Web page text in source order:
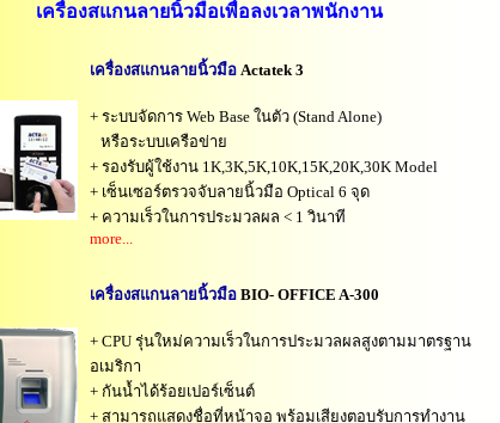
เครื่องสแกนลายนิ้วมือเพื่อลงเวลาพนักงาน
เครื่องสแกนลายนิ้วมือ Actatek 3
+ ระบบจัดการ Web Base ในตัว (Stand Alone)
หรือระบบเครือข่าย
+ รองรับผู้ใช้งาน 1K,3K,5K,10K,15K,20K,30K Model
+ เซ็นเซอร์ตรวจจับลายนิ้วมือ Optical 6 จุด
+ ความเร็วในการประมวลผล < 1 วินาที
more...
เครื่องสแกนลายนิ้วมือ BIO- OFFICE A-300
+ CPU รุ่นใหม่ความเร็วในการประมวลผลสูงตามมาตรฐาน
อเมริกา
+ กันน้ำได้ร้อยเปอร์เซ็นต์
+ สามารถแสดงชื่อที่หน้าจอ พร้อมเสียงตอบรับการทำงาน